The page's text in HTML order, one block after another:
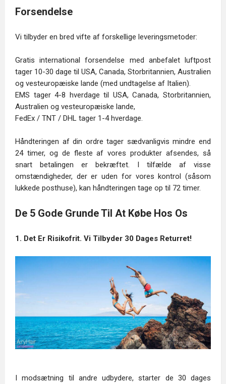
Forsendelse
Vi tilbyder en bred vifte af forskellige leveringsmetoder:
Gratis international forsendelse med anbefalet luftpost
tager 10-30 dage til USA, Canada, Storbritannien, Australien
og vesteuropæiske lande (med undtagelse af Italien).
EMS tager 4-8 hverdage til USA, Canada, Storbritannien,
Australien og vesteuropæiske lande,
FedEx / TNT / DHL tager 1-4 hverdage.
Håndteringen af din ordre tager sædvanligvis mindre end
24 timer, og de fleste af vores produkter afsendes, så
snart betalingen er bekræftet. I tilfælde af visse
omstændigheder, der er uden for vores kontrol (såsom
lukkede posthuse), kan håndteringen tage op til 72 timer.
De 5 Gode Grunde Til At Købe Hos Os
1. Det Er Risikofrit. Vi Tilbyder 30 Dages Returret!
I modsætning til andre udbydere, starter de 30 dages